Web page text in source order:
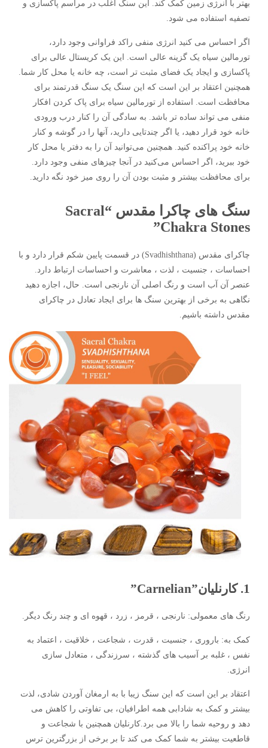
بهتر با انرژی زمین کمک کند. این سنگ اغلب در مراسم پاکسازی و
تصفیه استفاده می شود.
اگر احساس می کنید انرژی منفی راکد فراوانی وجود دارد،
تورمالین سیاه یک گزینه عالی است. این یک کریستال عالی برای
پاکسازی و ایجاد یک فضای مثبت تر است، چه خانه یا محل کار شما.
همچنین اعتقاد بر این است که این سنگ یک سنگ قدرتمند برای
محافظت است. استفاده از تورمالین سیاه برای پاک کردن افکار
منفی می تواند ساده تر باشد. به سادگی آن را کنار درب ورودی
خانه خود قرار دهید، یا اگر چندتایی دارید، آنها را در گوشه و کنار
خانه خود پراکنده کنید. همچنین می‌توانید آن را به دفتر یا محل کار
خود ببرید، اگر احساس می‌کنید در آنجا چیزهای منفی وجود دارد.
برای محافظت بیشتر و مثبت بودن آن را روی میز خود نگه دارید.
سنگ های چاکرا مقدس “Sacral
Chakra Stones”
چاکرای مقدس (Svadhishthana) در قسمت پایین شکم قرار دارد و با
احساسات ، جنسیت ، لذت ، معاشرت و احساسات ارتباط دارد.
عنصر آن آب است و رنگ اصلی آن نارنجی است. حال، اجازه دهید
نگاهی به برخی از بهترین سنگ ها برای ایجاد تعادل در چاکرای
مقدس داشته باشیم.
1. کارنلیان”Carnelian”
رنگ های معمولی: نارنجی ، قرمز ، زرد ، قهوه ای و چند رنگ دیگر.
کمک به: باروری ، جنسیت ، قدرت ، شجاعت ، خلاقیت ، اعتماد به
نفس ، غلبه بر آسیب های گذشته ، سرزندگی ، متعادل سازی
انرژی.
اعتقاد بر این است که این سنگ زیبا با به ارمغان آوردن شادی، لذت
بیشتر و کمک به شادابی همه اطرافیان، بی تفاوتی را کاهش می
دهد و روحیه شما را بالا می برد.کارنلیان همچنین با شجاعت و
قاطعیت بیشتر به شما کمک می کند تا بر برخی از بزرگترین ترس